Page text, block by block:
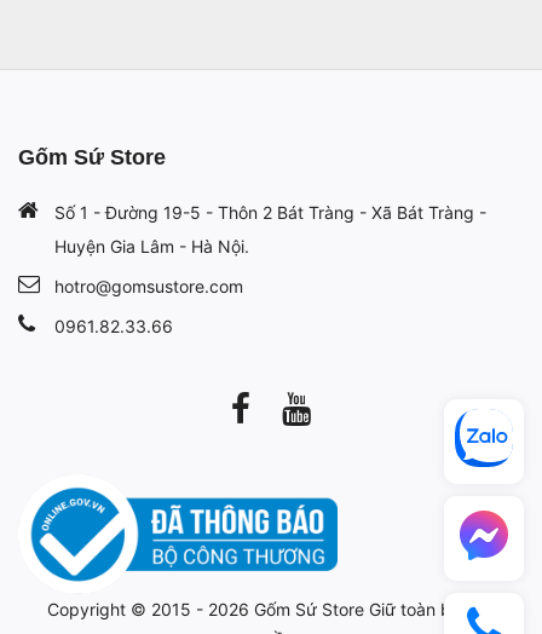
Gốm Sứ Store
Số 1 - Đường 19-5 - Thôn 2 Bát Tràng - Xã Bát Tràng -
Huyện Gia Lâm - Hà Nội.
hotro@gomsustore.com
0961.82.33.66
Copyright © 2015 - 2026 Gốm Sứ StoreGiữ toàn bộ bản